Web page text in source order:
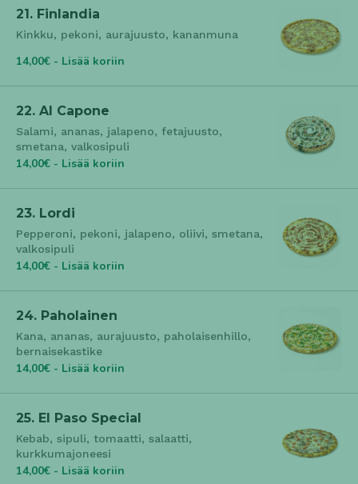
21. Finlandia
Kinkku, pekoni, aurajuusto, kananmuna
14,00€ - Lisää koriin
22. Al Capone
Salami, ananas, jalapeno, fetajuusto,
smetana, valkosipuli
14,00€ - Lisää koriin
23. Lordi
Pepperoni, pekoni, jalapeno, oliivi, smetana,
valkosipuli
14,00€ - Lisää koriin
24. Paholainen
Kana, ananas, aurajuusto, paholaisenhillo,
bernaisekastike
14,00€ - Lisää koriin
25. El Paso Special
Kebab, sipuli, tomaatti, salaatti,
kurkkumajoneesi
14,00€ - Lisää koriin